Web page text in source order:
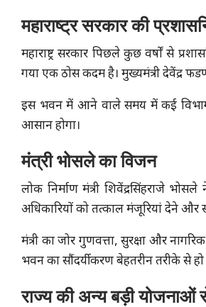
महाराष्ट्र सरकार की
महाराष्ट्र सरकार पिछले कुछ वर्षों से
गया एक ठोस कदम है। मुख्यमंत्री देवेंद्र
इस भवन में आने वाले समय में कई
आसान होगा।
मंत्री भोसले का विजन
लोक निर्माण मंत्री शिवेंद्रसिंहराजे
अधिकारियों को तत्काल मंजूरियां देने और
मंत्री का जोर गुणवत्ता, सुरक्षा और
भवन का सौंदर्यीकरण बेहतरीन तरीके से
राज्य की अन्य बड़ी योजनाओं